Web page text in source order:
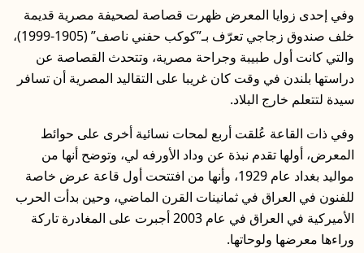
وفي إحدى زوايا المعرض ظهرت قصاصة لصحيفة مصرية قديمة
خلف صندوق زجاجي تعرّف بـ”كوكب حفني ناصف” (1905-1999)،
والتي كانت أول طبيبة وجراحة مصرية، وتتحدث القصاصة عن
دراستها بلندن في وقت كان غريبا على التقاليد المصرية أن تسافر
سيدة لتتعلم خارج البلاد.
وفي ذات القاعة عُلقت أربع لمحات نسائية أخرى على حوائط
المعرض، أولها تقدم نبذة عن وداد الأورفه لي، وتوضح أنها من
مواليد بغداد عام 1929، وأنها من افتتحت أول قاعة عرض خاصة
للفنون في العراق في ثمانينات القرن الماضي، وحين بدأت الحرب
الأميركية في العراق في عام 2003 أجبرت على المغادرة تاركة
وراءها معرضها ولوحاتها.